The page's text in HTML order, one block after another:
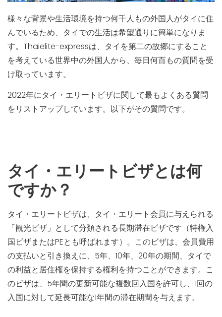
様々な背景や生活環境を持つ何千人もの外国人がタイに住
んでいるため、タイでの生活は希望通りに簡単になりま
す。Thaielite-expressは、タイを第二の故郷にすること
を考えている世界中の外国人から、毎日何百もの質問を受
け取っています。
2022年にタイ・エリートビザに関して最もよくある質問
をリストアップしています。以下がその質問です。
タイ・エリートビザとは何
ですか？
タイ・エリートビザは、タイ・エリート会員に与えられる
「観光ビザ」として分類される長期滞在ビザです（特権入
国ビザまたはPEとも呼ばれます）。このビザは、会員費用
の支払いと引き換えに、5年、10年、20年の期間、タイで
の利益と居住権を保持する権利を持つことができます。こ
のビザは、5年間の更新可能な複数回入国を許可し、1回の
入国に対して延長可能な1年間の滞在期間を与えます。